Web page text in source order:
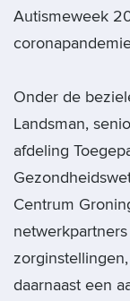
Autismeweek
Onder de
Landsman,
afdeling
Centrum
daarnaast een